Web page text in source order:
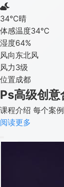
34°C晴
体感温度34°C
湿度64%
风向东北风
风力3级
位置成都
Ps高级创
课程介绍 每个案
阅读更多